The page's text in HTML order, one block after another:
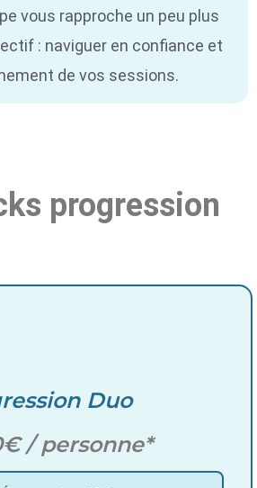
vous rapproche un peu plus
: naviguer en confiance et
de vos sessions.
progression
Duo
/ personne*